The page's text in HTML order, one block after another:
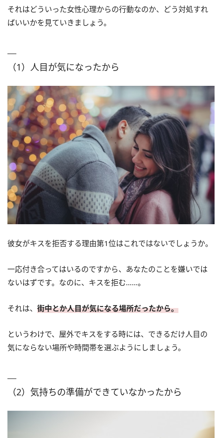
それはどういった女性心理からの行動なのか、どう対処すれ
ばいいかを見ていきましょう。
（1）人目が気になったから
彼女がキスを拒否する理由第1位はこれではないでしょうか。
一応付き合ってはいるのですから、あなたのことを嫌いでは
ないはずです。なのに、キスを拒む……。
それは、 街中とか人目が気になる場所だったから。
というわけで、屋外でキスをする時には、できるだけ人目の
気にならない場所や時間帯を選ぶようにしましょう。
（2）気持ちの準備ができていなかったから